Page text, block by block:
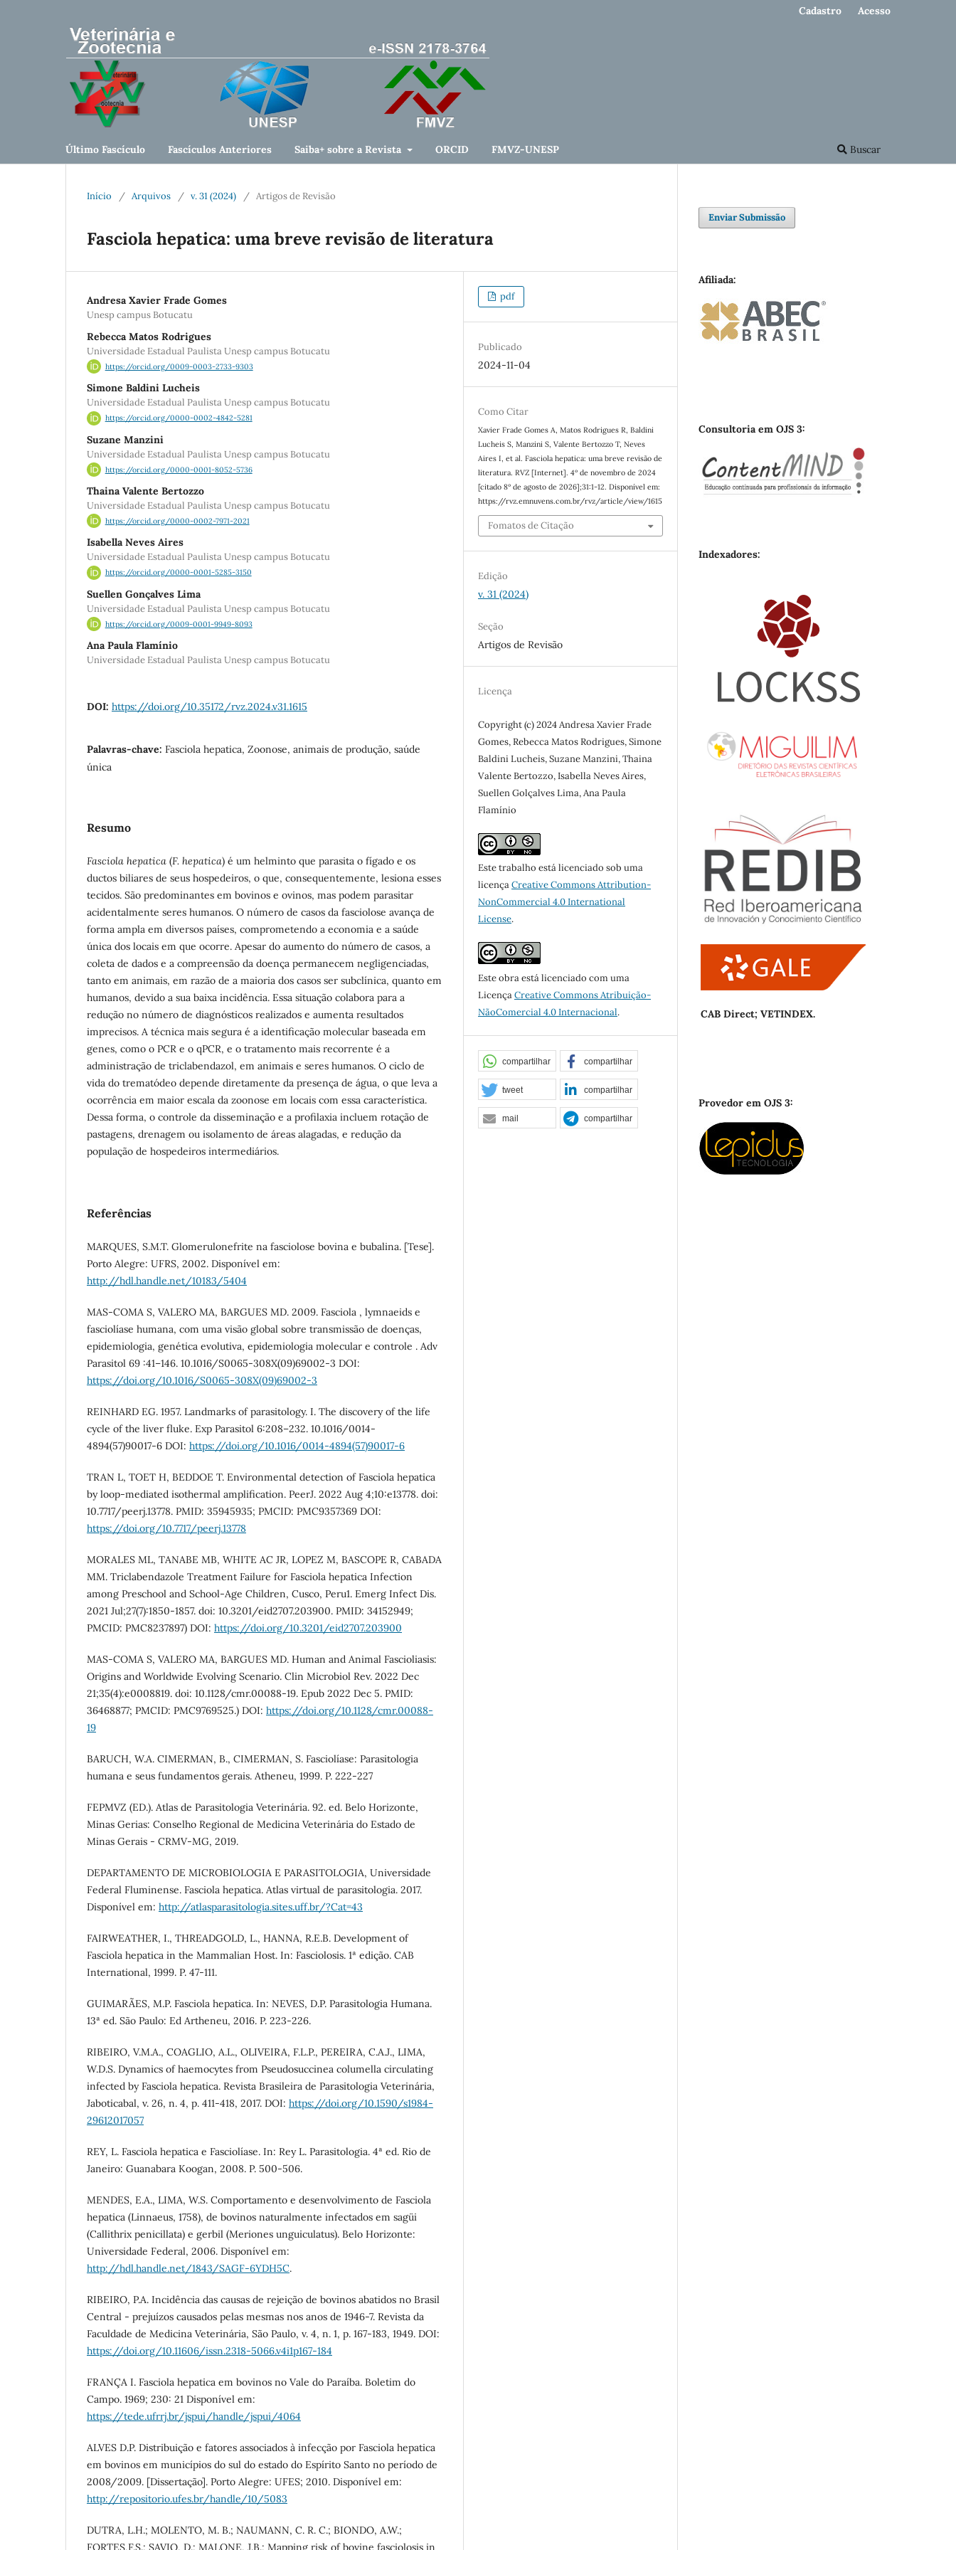
Último Fascículo Fascículos Anteriores Saiba+ sobre a Revista ORCID FMVZ-UNESP Buscar
Cadastro Acesso
Início / Arquivos / v. 31 (2024) / Artigos de Revisão
Fasciola hepatica: uma breve revisão de literatura
Andresa Xavier Frade Gomes
Unesp campus Botucatu
Rebecca Matos Rodrigues
Universidade Estadual Paulista Unesp campus Botucatu
https://orcid.org/0009-0003-2733-9303
Simone Baldini Lucheis
Universidade Estadual Paulista Unesp campus Botucatu
https://orcid.org/0000-0002-4842-5281
Suzane Manzini
Universidade Estadual Paulista Unesp campus Botucatu
https://orcid.org/0000-0001-8052-5736
Thaina Valente Bertozzo
Universidade Estadual Paulista Unesp campus Botucatu
https://orcid.org/0000-0002-7971-2021
Isabella Neves Aires
Universidade Estadual Paulista Unesp campus Botucatu
https://orcid.org/0000-0001-5285-3150
Suellen Gonçalves Lima
Universidade Estadual Paulista Unesp campus Botucatu
https://orcid.org/0009-0001-9949-8093
Ana Paula Flamínio
Universidade Estadual Paulista Unesp campus Botucatu
DOI: https://doi.org/10.35172/rvz.2024.v31.1615
Palavras-chave: Fasciola hepatica, Zoonose, animais de produção, saúde
única
Resumo
Fasciola hepatica (F. hepatica) é um helminto que parasita o fígado e os
ductos biliares de seus hospedeiros, o que, consequentemente, lesiona esses
tecidos. São predominantes em bovinos e ovinos, mas podem parasitar
acidentalmente seres humanos. O número de casos da fasciolose avança de
forma ampla em diversos países, comprometendo a economia e a saúde
única dos locais em que ocorre. Apesar do aumento do número de casos, a
coleta de dados e a compreensão da doença permanecem negligenciadas,
tanto em animais, em razão de a maioria dos casos ser subclínica, quanto em
humanos, devido a sua baixa incidência. Essa situação colabora para a
redução no número de diagnósticos realizados e aumenta resultados
imprecisos. A técnica mais segura é a identificação molecular baseada em
genes, como o PCR e o qPCR, e o tratamento mais recorrente é a
administração de triclabendazol, em animais e seres humanos. O ciclo de
vida do trematódeo depende diretamente da presença de água, o que leva a
ocorrência em maior escala da zoonose em locais com essa característica.
Dessa forma, o controle da disseminação e a profilaxia incluem rotação de
pastagens, drenagem ou isolamento de áreas alagadas, e redução da
população de hospedeiros intermediários.
Referências
MARQUES, S.M.T. Glomerulonefrite na fasciolose bovina e bubalina. [Tese].
Porto Alegre: UFRS, 2002. Disponível em:
http://hdl.handle.net/10183/5404
MAS-COMA S, VALERO MA, BARGUES MD. 2009. Fasciola , lymnaeids e
fasciolíase humana, com uma visão global sobre transmissão de doenças,
epidemiologia, genética evolutiva, epidemiologia molecular e controle . Adv
Parasitol 69 :41–146. 10.1016/S0065-308X(09)69002-3 DOI:
https://doi.org/10.1016/S0065-308X(09)69002-3
REINHARD EG. 1957. Landmarks of parasitology. I. The discovery of the life
cycle of the liver fluke. Exp Parasitol 6:208–232. 10.1016/0014-
4894(57)90017-6 DOI: https://doi.org/10.1016/0014-4894(57)90017-6
TRAN L, TOET H, BEDDOE T. Environmental detection of Fasciola hepatica
by loop-mediated isothermal amplification. PeerJ. 2022 Aug 4;10:e13778. doi:
10.7717/peerj.13778. PMID: 35945935; PMCID: PMC9357369 DOI:
https://doi.org/10.7717/peerj.13778
MORALES ML, TANABE MB, WHITE AC JR, LOPEZ M, BASCOPE R, CABADA
MM. Triclabendazole Treatment Failure for Fasciola hepatica Infection
among Preschool and School-Age Children, Cusco, Peru1. Emerg Infect Dis.
2021 Jul;27(7):1850-1857. doi: 10.3201/eid2707.203900. PMID: 34152949;
PMCID: PMC8237897) DOI: https://doi.org/10.3201/eid2707.203900
MAS-COMA S, VALERO MA, BARGUES MD. Human and Animal Fascioliasis:
Origins and Worldwide Evolving Scenario. Clin Microbiol Rev. 2022 Dec
21;35(4):e0008819. doi: 10.1128/cmr.00088-19. Epub 2022 Dec 5. PMID:
36468877; PMCID: PMC9769525.) DOI: https://doi.org/10.1128/cmr.00088-
19
BARUCH, W.A. CIMERMAN, B., CIMERMAN, S. Fasciolíase: Parasitologia
humana e seus fundamentos gerais. Atheneu, 1999. P. 222-227
FEPMVZ (ED.). Atlas de Parasitologia Veterinária. 92. ed. Belo Horizonte,
Minas Gerias: Conselho Regional de Medicina Veterinária do Estado de
Minas Gerais - CRMV-MG, 2019.
DEPARTAMENTO DE MICROBIOLOGIA E PARASITOLOGIA, Universidade
Federal Fluminense. Fasciola hepatica. Atlas virtual de parasitologia. 2017.
Disponível em: http://atlasparasitologia.sites.uff.br/?Cat=43
FAIRWEATHER, I., THREADGOLD, L., HANNA, R.E.B. Development of
Fasciola hepatica in the Mammalian Host. In: Fasciolosis. 1ª edição. CAB
International, 1999. P. 47-111.
GUIMARÃES, M.P. Fasciola hepatica. In: NEVES, D.P. Parasitologia Humana.
13ª ed. São Paulo: Ed Artheneu, 2016. P. 223-226.
RIBEIRO, V.M.A., COAGLIO, A.L., OLIVEIRA, F.L.P., PEREIRA, C.A.J., LIMA,
W.D.S. Dynamics of haemocytes from Pseudosuccinea columella circulating
infected by Fasciola hepatica. Revista Brasileira de Parasitologia Veterinária,
Jaboticabal, v. 26, n. 4, p. 411-418, 2017. DOI: https://doi.org/10.1590/s1984-
29612017057
REY, L. Fasciola hepatica e Fasciolíase. In: Rey L. Parasitologia. 4ª ed. Rio de
Janeiro: Guanabara Koogan, 2008. P. 500-506.
MENDES, E.A., LIMA, W.S. Comportamento e desenvolvimento de Fasciola
hepatica (Linnaeus, 1758), de bovinos naturalmente infectados em sagüi
(Callithrix penicillata) e gerbil (Meriones unguiculatus). Belo Horizonte:
Universidade Federal, 2006. Disponível em:
http://hdl.handle.net/1843/SAGF-6YDH5C.
RIBEIRO, P.A. Incidência das causas de rejeição de bovinos abatidos no Brasil
Central - prejuízos causados pelas mesmas nos anos de 1946-7. Revista da
Faculdade de Medicina Veterinária, São Paulo, v. 4, n. 1, p. 167-183, 1949. DOI:
https://doi.org/10.11606/issn.2318-5066.v4i1p167-184
FRANÇA I. Fasciola hepatica em bovinos no Vale do Paraíba. Boletim do
Campo. 1969; 230: 21 Disponível em:
https://tede.ufrrj.br/jspui/handle/jspui/4064
ALVES D.P. Distribuição e fatores associados à infecção por Fasciola hepatica
em bovinos em municípios do sul do estado do Espírito Santo no período de
2008/2009. [Dissertação]. Porto Alegre: UFES; 2010. Disponível em:
http://repositorio.ufes.br/handle/10/5083
DUTRA, L.H.; MOLENTO, M. B.; NAUMANN, C. R. C.; BIONDO, A.W.;
FORTES,F.S.; SAVIO, D.; MALONE, J.B.; Mapping risk of bovine fasciolosis in
pdf
Publicado
2024-11-04
Como Citar
Xavier Frade Gomes A, Matos Rodrigues R, Baldini
Lucheis S, Manzini S, Valente Bertozzo T, Neves
Aires I, et al. Fasciola hepatica: uma breve revisão de
literatura. RVZ [Internet]. 4º de novembro de 2024
[citado 8º de agosto de 2026];31:1-12. Disponível em:
https://rvz.emnuvens.com.br/rvz/article/view/1615
Fomatos de Citação
Edição
v. 31 (2024)
Seção
Artigos de Revisão
Licença
Copyright (c) 2024 Andresa Xavier Frade
Gomes, Rebecca Matos Rodrigues, Simone
Baldini Lucheis, Suzane Manzini, Thaina
Valente Bertozzo, Isabella Neves Aires,
Suellen Golçalves Lima, Ana Paula
Flamínio
Este trabalho está licenciado sob uma
licençaCreative Commons Attribution-
NonCommercial 4.0 International
License.
Este obra está licenciado com uma
LicençaCreative Commons Atribuição-
NãoComercial 4.0 Internacional.
compartilhar compartilhar
tweet compartilhar
mail compartilhar
Enviar Submissão
Afiliada:
Consultoria em OJS 3:
Indexadores:
CAB Direct; VETINDEX.
Provedor em OJS 3: